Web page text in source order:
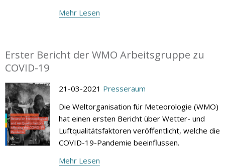
Mehr Lesen
Erster Bericht der WMO Arbeitsgruppe zu
COVID-19
21-03-2021 Presseraum
Die Weltorganisation für Meteorologie (WMO)
hat einen ersten Bericht über Wetter- und
Luftqualitätsfaktoren veröffentlicht, welche die
COVID-19-Pandemie beeinflussen.
Mehr Lesen